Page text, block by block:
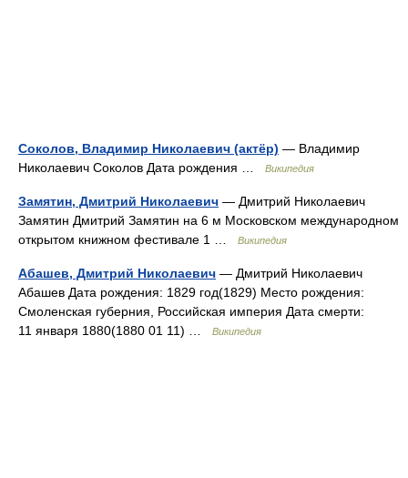
Соколов, Владимир Николаевич (актёр) — Владимир
Николаевич Соколов Дата рождения …
Википедия
Замятин, Дмитрий Николаевич — Дмитрий Николаевич
Замятин Дмитрий Замятин на 6 м Московском международном
открытом книжном фестивале 1 …
Википедия
Абашев, Дмитрий Николаевич — Дмитрий Николаевич
Абашев Дата рождения: 1829 год(1829) Место рождения:
Смоленская губерния, Российская империя Дата смерти:
11 января 1880(1880 01 11) …
Википедия